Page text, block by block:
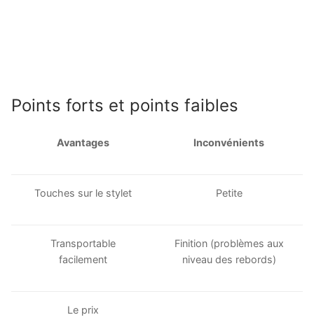
Points forts et points faibles
Avantages Inconvénients
Touches sur le stylet Petite
Transportable
facilement
Finition (problèmes aux
niveau des rebords)
Le prix